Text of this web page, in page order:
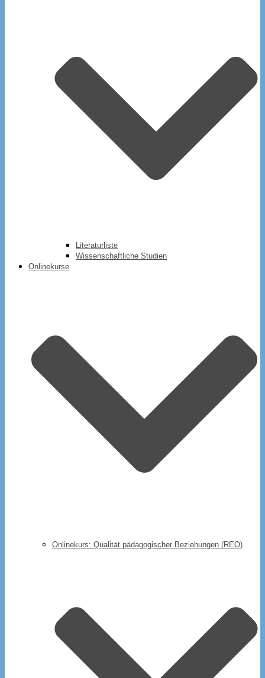
Literaturliste
Wissenschaftliche Studien
Onlinekurse
Onlinekurs: Qualität pädagogischer Beziehungen (REO)